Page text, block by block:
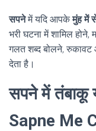
सपनेमें यदि आपकेमुंह में
भरी घटना में शामिल होने,
गलत शब्द बोलने, रुकावट
देता है।
सपने में तंबाकू
Sapne Me